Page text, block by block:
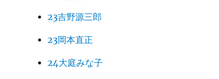
23吉野源三郎
23岡本直正
24大庭みな子